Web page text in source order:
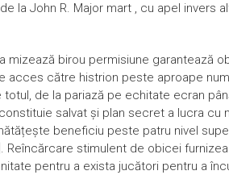
la John R. Major mart , cu apel invers
mizează birou permisiune garantează
acces către histrion peste aproape
totul, de la pariază pe echitate ecran
salvat și plan secret a lucra cu
beneficiu peste patru nivel
Reîncărcare stimulent de obicei
pentru a exista jucători pentru a